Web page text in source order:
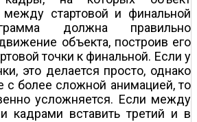
между стартовой и финальной
должна правильно
объекта, построив его
точки к финальной. Если у
это делается просто, однако
с более сложной анимацией, то
усложняется. Если между
кадрами вставить третий и в